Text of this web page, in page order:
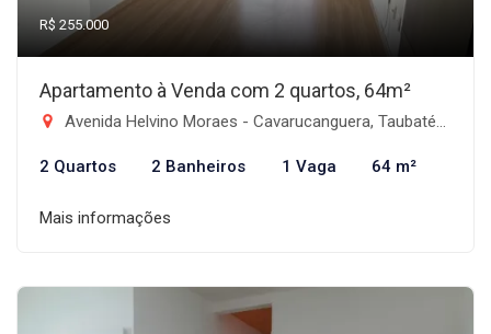
R$ 255.000
Apartamento à Venda com 2 quartos, 64m²
Avenida Helvino Moraes - Cavarucanguera, Taubaté-SP
2 Quartos 2 Banheiros 1 Vaga 64 m²
Mais informações